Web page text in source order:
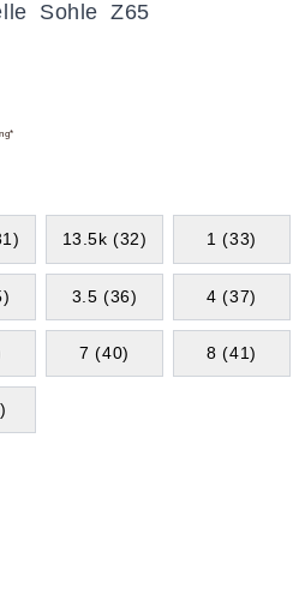
Sohle Z65
13.5k (32) 1 (33)
3.5 (36) 4 (37)
7 (40) 8 (41)